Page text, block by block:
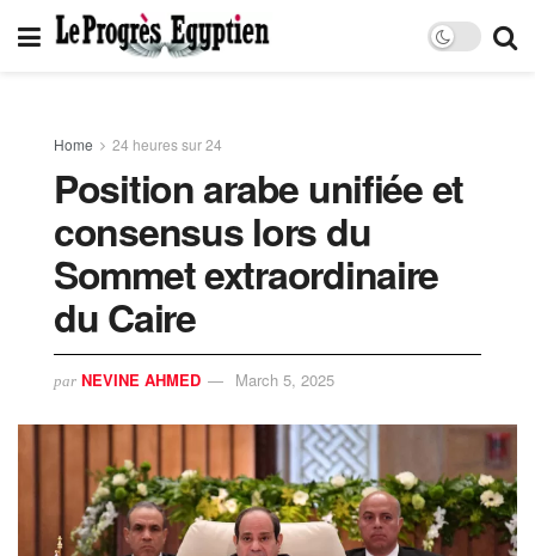
Home 24 heures sur 24
Position arabe unifiée et
consensus lors du
Sommet extraordinaire
du Caire
par NEVINE AHMED March 5, 2025